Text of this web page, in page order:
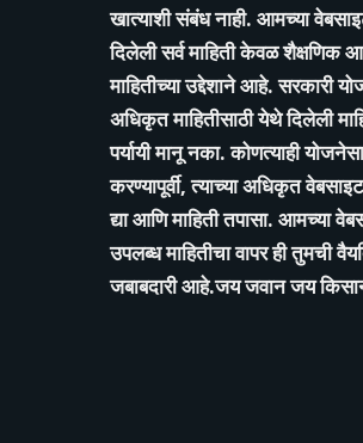
खात्याशी संबंध नाही. आमच्या
दिलेली सर्व माहिती केवळ शैक्षणिक
माहितीच्या उद्देशाने आहे. सरकारी
अधिकृत माहितीसाठी येथे दिलेली
पर्यायी मानू नका. कोणत्याही
करण्यापूर्वी, त्याच्या अधिकृत
द्या आणि माहिती तपासा. आमच्या
उपलब्ध माहितीचा वापर ही तुमची
जबाबदारी आहे.जय जवान जय